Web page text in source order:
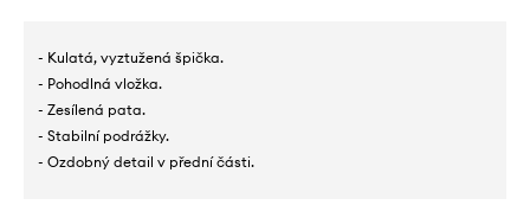
- Kulatá, vyztužená špička.
- Pohodlná vložka.
- Zesílená pata.
- Stabilní podrážky.
- Ozdobný detail v přední části.